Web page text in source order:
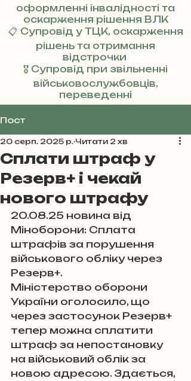
оформленні інвалідності та
оскарження рішення ВЛК
📋 Супровід у ТЦК, оскарження
рішень та отримання
відстрочки
🎖 Супровід при звільненні
військовослужбовців,
переведенні
Реклама
Пост
Сплати штраф у
Резерв+ і чекай
нового штрафу
20 серп. 2025 р. Читати 2 хв
20.08.25 новина від
Міноборони: Сплата
штрафів за порушення
військового обліку через
Резерв+.
Міністерство оборони
України оголосило, що
через застосунок Резерв+
тепер можна сплатити
штраф за непостановку
на військовий облік за
новою адресою. Здається,